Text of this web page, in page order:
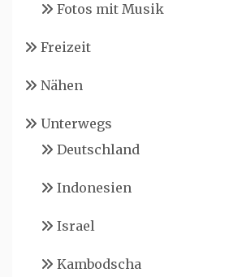
Fotos mit Musik
Freizeit
Nähen
Unterwegs
Deutschland
Indonesien
Israel
Kambodscha